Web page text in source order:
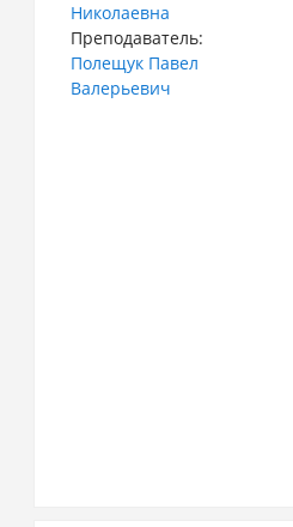
Николаевна
Преподаватель:
Полещук Павел
Валерьевич